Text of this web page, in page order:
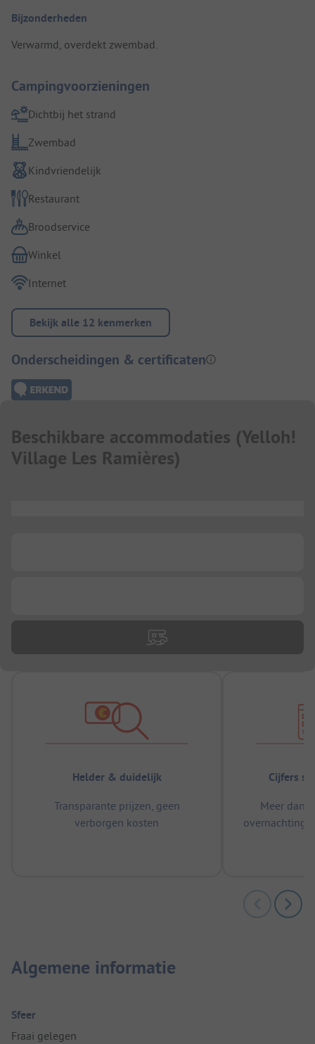
Bijzonderheden
Verwarmd, overdekt zwembad.
Campingvoorzieningen
Dichtbij het strand
Zwembad
Kindvriendelijk
Restaurant
Broodservice
Winkel
Internet
Bekijk alle 12 kenmerken
Onderscheidingen & certificaten
Beschikbare accommodaties (Yelloh!
Village Les Ramières)
Helder & duidelijk
Transparante prijzen, geen
verborgen kosten
Cijfers
Meer dan
Algemene informatie
Sfeer
Fraai gelegen